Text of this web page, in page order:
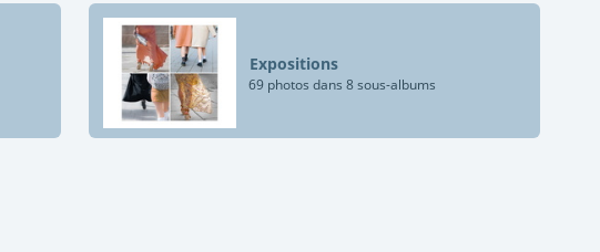
Expositions
69 photos dans 8 sous-albums